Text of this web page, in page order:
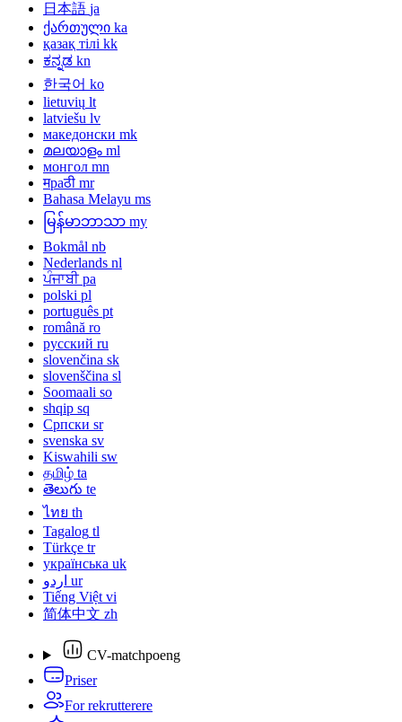
日本語 ja
ქართული ka
қазақ тілі kk
ಕನ್ನಡ kn
한국어 ko
lietuvių lt
latviešu lv
македонски mk
മലയാളം ml
монгол mn
मраठी mr
Bahasa Melayu ms
မြန်မာဘာသာ my
Bokmål nb
Nederlands nl
ਪੰਜਾਬੀ pa
polski pl
português pt
română ro
русский ru
slovenčina sk
slovenščina sl
Soomaali so
shqip sq
Српски sr
svenska sv
Kiswahili sw
தமிழ் ta
తెలుగు te
ไทย th
Tagalog tl
Türkçe tr
українська uk
اردو ur
Tiếng Việt vi
简体中文 zh
CV-matchpoeng
Priser
For rekrutterere